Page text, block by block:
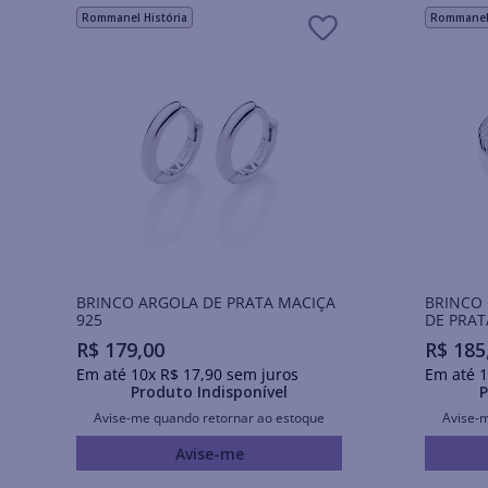
Rommanel História
BRINCO ARGOLA DE PRATA MACIÇA
925
R$ 179,00
Em até 10x R$ 17,90 sem juros
Produto Indisponível
Avise-me quando retornar ao estoque
Avise-me
BRINCO
DE
R$ 185
Em até
Avise-